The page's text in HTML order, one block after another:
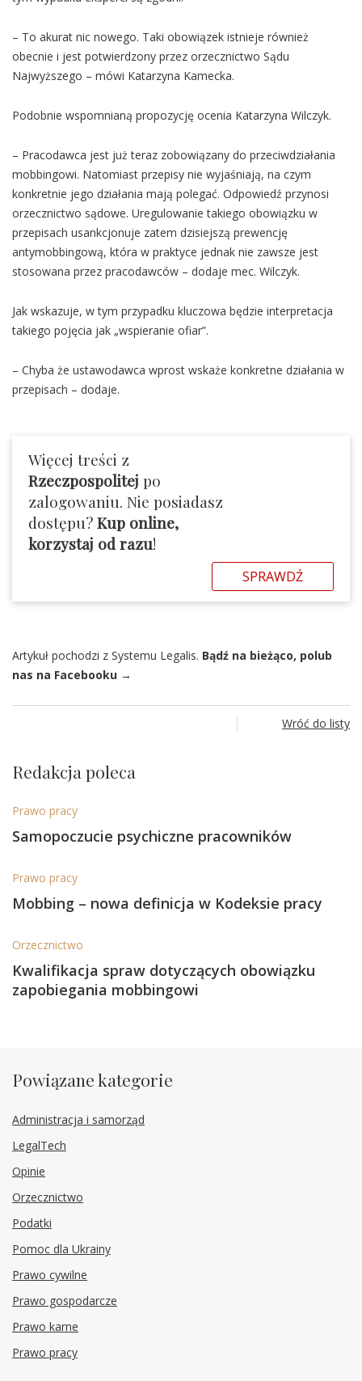
– To akurat nic nowego. Taki obowiązek istnieje również
obecnie i jest potwierdzony przez orzecznictwo Sądu
Najwyższego – mówi Katarzyna Kamecka.
Podobnie wspomnianą propozycję ocenia Katarzyna Wilczyk.
– Pracodawca jest już teraz zobowiązany do przeciwdziałania
mobbingowi. Natomiast przepisy nie wyjaśniają, na czym
konkretnie jego działania mają polegać. Odpowiedź przynosi
orzecznictwo sądowe. Uregulowanie takiego obowiązku w
przepisach usankcjonuje zatem dzisiejszą prewencję
antymobbingową, która w praktyce jednak nie zawsze jest
stosowana przez pracodawców – dodaje mec. Wilczyk.
Jak wskazuje, w tym przypadku kluczowa będzie interpretacja
takiego pojęcia jak „wspieranie ofiar”.
– Chyba że ustawodawca wprost wskaże konkretne działania w
przepisach – dodaje.
Więcej treści z
Rzeczpospolitej po
zalogowaniu. Nie posiadasz
dostępu?Kup online,
korzystaj od razu!
SPRAWDŹ
Artykuł pochodzi z Systemu Legalis. Bądź na bieżąco, polub
nas na Facebooku →
Wróć do listy
Redakcja poleca
Prawo pracy
Samopoczucie psychiczne pracowników
Prawo pracy
Mobbing – nowa definicja w Kodeksie pracy
Orzecznictwo
Kwalifikacja spraw dotyczących obowiązku
zapobiegania mobbingowi
Powiązane kategorie
Administracja i samorząd
LegalTech
Opinie
Orzecznictwo
Podatki
Pomoc dla Ukrainy
Prawo cywilne
Prawo gospodarcze
Prawo karne
Prawo pracy